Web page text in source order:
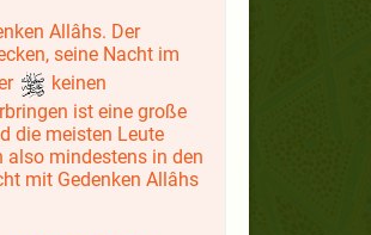
Allâhs. Der
seine Nacht im
keinen
ist eine große
die meisten Leute
also mindestens in den
mit Gedenken Allâhs